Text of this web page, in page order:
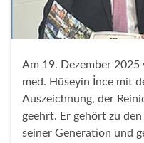
Am 19. Dezember
med. Hüseyin İnce mit
Auszeichnung, der
geehrt. Er gehört zu
seiner Generation und